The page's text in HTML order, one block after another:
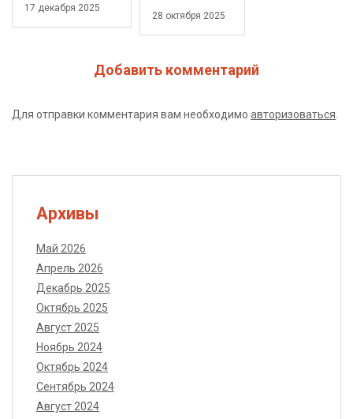
17 декабря 2025
28 октября 2025
Добавить комментарий
Для отправки комментария вам необходимо авторизоваться
Архивы
Май 2026
Апрель 2026
Декабрь 2025
Октябрь 2025
Август 2025
Ноябрь 2024
Октябрь 2024
Сентябрь 2024
Август 2024